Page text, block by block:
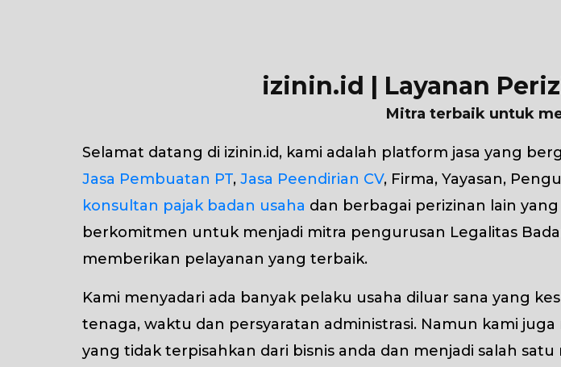
izinin.id | Layanan
Mitra terbaik untuk
Selamat datang di izinin.id, kami adalah platform jasa yang
Jasa Pembuatan PT, Jasa Peendirian CV, Firma, Yayasan,
konsultan pajak badan usaha dan berbagai perizinan lain
berkomitmen untuk menjadi mitra pengurusan Legalitas
memberikan pelayanan yang terbaik.
Kami menyadari ada banyak pelaku usaha diluar sana yang
tenaga, waktu dan persyaratan administrasi. Namun kami
yang tidak terpisahkan dari bisnis anda dan menjadi salah